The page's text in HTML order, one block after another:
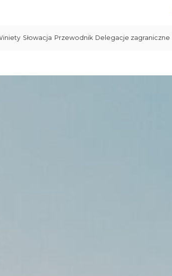
Słowacja Przewodnik Delegacje zagraniczne